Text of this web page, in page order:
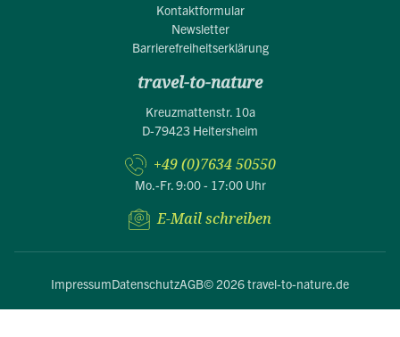
Kontaktformular
Newsletter
Barrierefreiheitserklärung
travel-to-nature
Kreuzmattenstr. 10a
D-79423 Heitersheim
+49 (0)7634 50550
Mo.-Fr. 9:00 - 17:00 Uhr
E-Mail schreiben
ImpressumDatenschutzAGB© 2026 travel-to-nature.de